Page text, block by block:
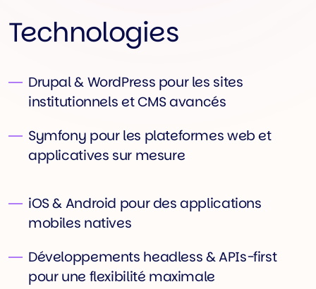
Technologies
Drupal & WordPress pour les sites
institutionnels et CMS avancés
Symfony pour les plateformes web et
applicatives sur mesure
iOS & Android pour des applications
mobiles natives
Développements headless & APIs-first
pour une flexibilité maximale